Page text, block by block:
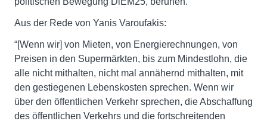
Aus der Rede von Yanis Varoufakis:
“[Wenn wir] von Mieten, von Energierechnungen, von
Preisen in den Supermärkten, bis zum Mindestlohn, die
alle nicht mithalten, nicht mal annähernd mithalten, mit
den gestiegenen Lebenskosten sprechen. Wenn wir
über den öffentlichen Verkehr sprechen, die Abschaffung
des öffentlichen Verkehrs und die fortschreitenden